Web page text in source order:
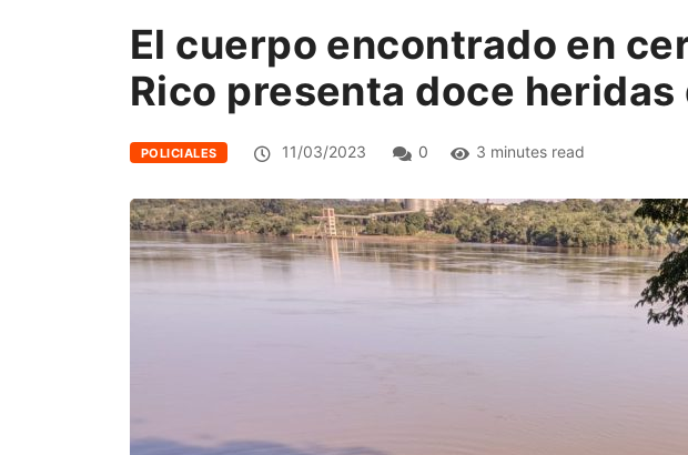
El cuerpo encontrado en
Rico presenta doce heridas
POLICIALES 11/03/2023 0 3 minutes read